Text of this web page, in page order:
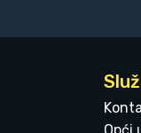
Opći